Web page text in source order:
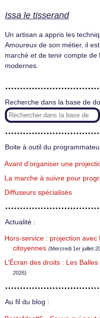
Issa le tisserand
Un artisan a appris les
Amoureux de son métier, il
marché et de tenir compte
modernes.
Recherche dans la base de
Boite à outil du
Avant d’organiser une
La marche à suivre pour
Diffuseurs spécialisés
Actualité :
Hors-service : projection
citoyennes (Mercredi 1er juillet
L’Écran des droits : Les
2026)
Au fil du blog :